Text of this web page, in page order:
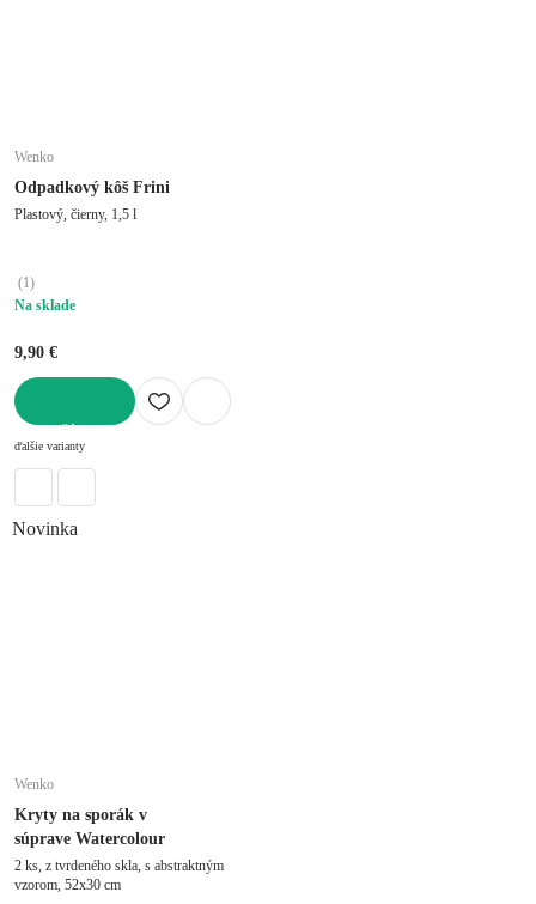
Wenko
Odpadkový kôš Frini
Plastový, čierny, 1,5 l
(1)
Na sklade
9,90 €
ďalšie varianty
Novinka
Wenko
Kryty na sporák v
súprave Watercolour
2 ks, z tvrdeného skla, s abstraktným
vzorom, 52x30 cm